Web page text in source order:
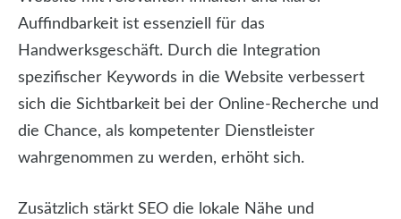
Auffindbarkeit ist essenziell für das
Handwerksgeschäft. Durch die Integration
spezifischer Keywords in die Website verbessert
sich die Sichtbarkeit bei der Online-Recherche und
die Chance, als kompetenter Dienstleister
wahrgenommen zu werden, erhöht sich.
Zusätzlich stärkt SEO die lokale Nähe und